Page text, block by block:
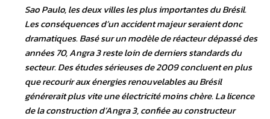
Sao Paulo, les deux villes les plus importantes du Brésil.
Les conséquences d’un accident majeur seraient donc
dramatiques. Basé sur un modèle de réacteur dépassé des
années 70, Angra 3 reste loin de derniers standards du
secteur. Des études sérieuses de 2009 concluent en plus
que recourir aux énergies renouvelables au Brésil
générerait plus vite une électricité moins chère. La licence
de la construction d’Angra 3, confiée au constructeur